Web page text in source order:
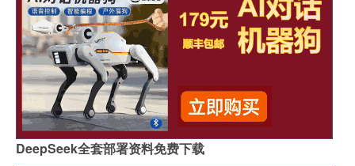
DeepSeek全套部署资料免费下载